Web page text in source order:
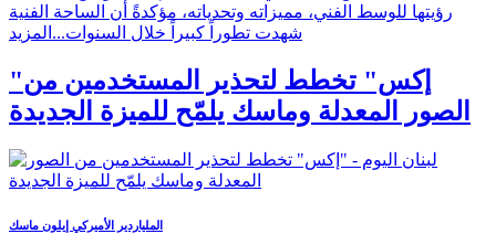
رؤيتها للوسط الفني، مميزاته وتحدياته، مؤكدةً أن الساحة الفنية
شهدت تطوراً كبيراً خلال السنوات... المزيد
"إكس" تخطط لتحذير المستخدمين من
الصور المعدلة وماسك يلمّح للميزة الجديدة
الملياردير الأميركي إيلون ماسك